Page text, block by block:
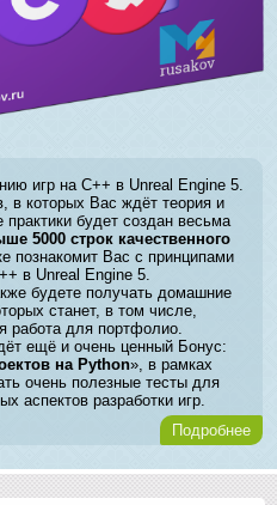
игр на C++ в Unreal Engine 5.
в которых Вас ждёт теория и
будет создан весьма
5000 строк качественного
познакомит Вас с принципами
в Unreal Engine 5.
будете получать домашние
станет, в том числе,
работа для портфолио.
ещё и очень ценный Бонус:
на Python», в рамках
очень полезные тесты для
аспектов разработки игр.
Подробнее